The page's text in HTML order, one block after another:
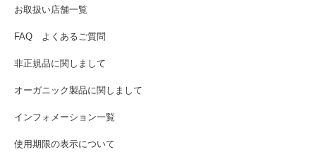
お取扱い店舗一覧
FAQ よくあるご質問
非正規品に関しまして
オーガニック製品に関しまして
インフォメーション一覧
使用期限の表示について